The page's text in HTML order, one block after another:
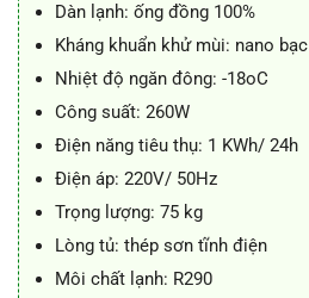
Dàn lạnh: ống đồng 100%
Kháng khuẩn khử mùi: nano bạc
Nhiệt độ ngăn đông: -18oC
Công suất: 260W
Điện năng tiêu thụ: 1 KWh/ 24h
Điện áp: 220V/ 50Hz
Trọng lượng: 75 kg
Lòng tủ: thép sơn tĩnh điện
Môi chất lạnh: R290